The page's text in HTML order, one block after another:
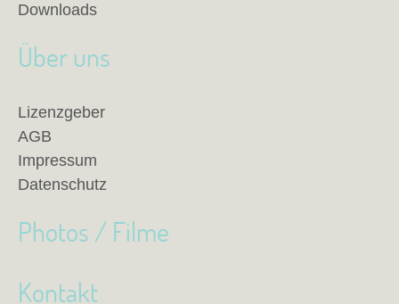
Downloads
Über uns
Lizenzgeber
AGB
Impressum
Datenschutz
Photos / Filme
Kontakt